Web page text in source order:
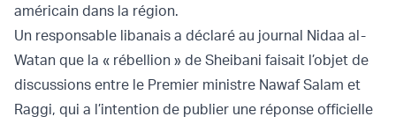
américain dans la région.
Un responsable libanais a déclaré au journal Nidaa al-
Watan que la « rébellion » de Sheibani faisait l’objet de
discussions entre le Premier ministre Nawaf Salam et
Raggi, qui a l’intention de publier une réponse officielle